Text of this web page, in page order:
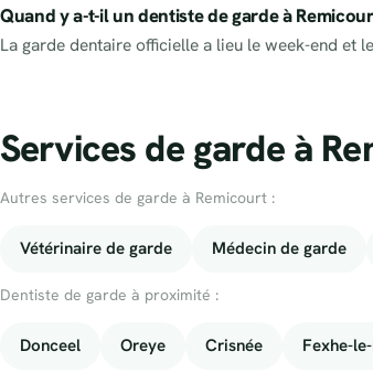
Quand y a-t-il un dentiste de garde à
La garde dentaire officielle a lieu le week-end et
Services de garde à
Autres services de garde à Remicourt :
Vétérinaire de garde Médecin de garde
Dentiste de garde à proximité :
Donceel Oreye Crisnée Fexhe-